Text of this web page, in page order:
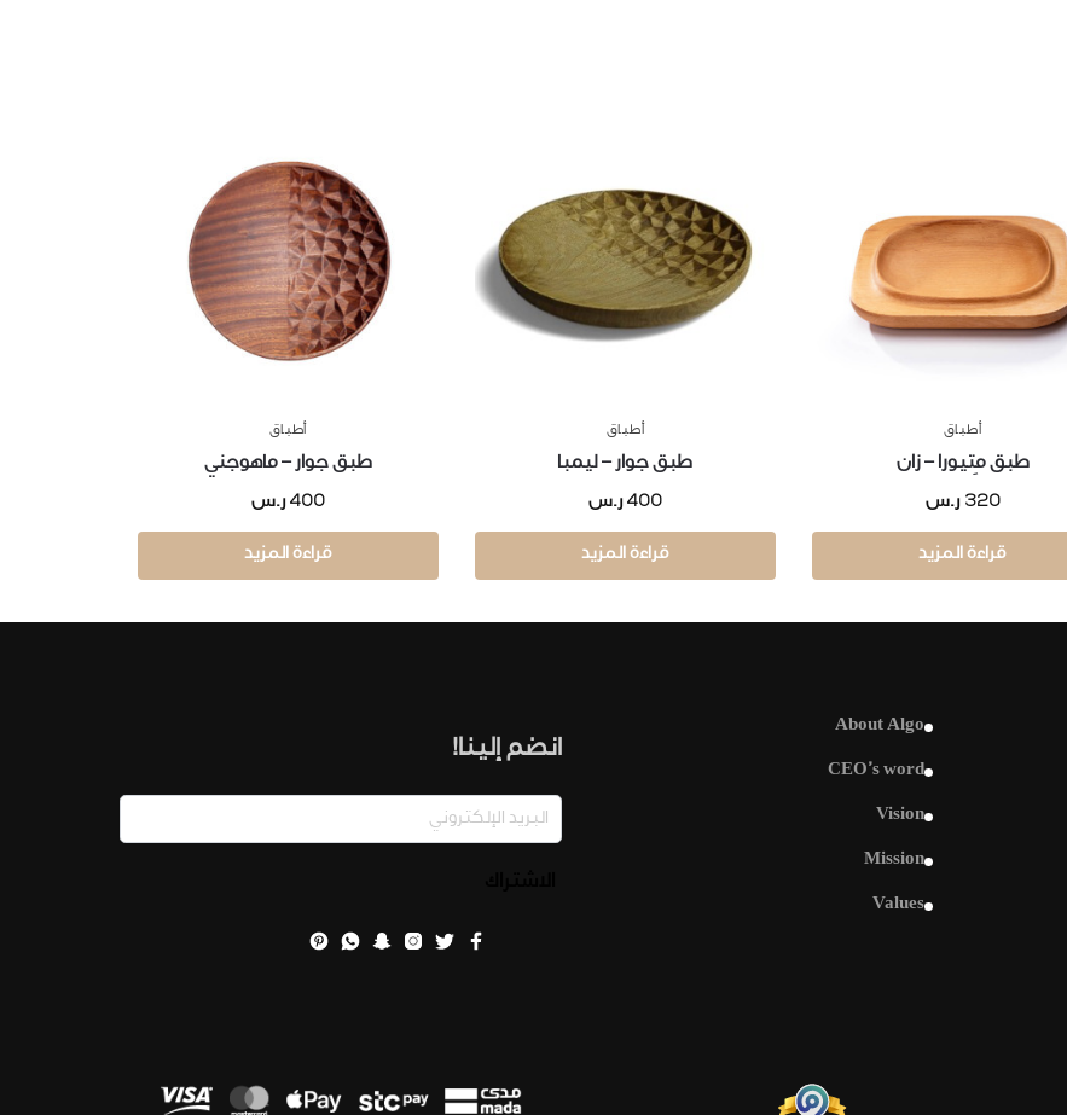
أطباق
طبق مِتيورا – زان
320 ر.س
قراءة المزيد
أطباق
طبق جوار – ليمبا
400 ر.س
قراءة المزيد
أطباق
طبق جوار – ماهوجني
400 ر.س
قراءة المزيد
About Algo
CEO’s word
Vision
Mission
Values
انضم إلينا!